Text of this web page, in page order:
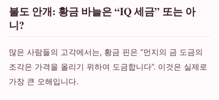
불도 안개: 황금 바늘은 “IQ 세금” 또는 아
니?
많은 사람들의 고각에서는, 황금 핀은 “먼지의 금 도금의
조각은 가격을 올리기 위하여 도금합니다”. 이것은 실제로
가장 큰 오해입니다.